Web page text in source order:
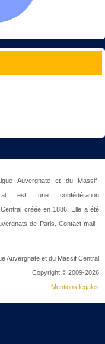
Auvergnate et du Massif-
est une confédération
créée en 1886. Elle a été
de Paris. Contact mail :
Auvergnate et du Massif Central
Copyright © 2009-2026
Mentions légales